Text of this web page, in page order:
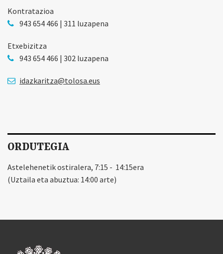
Kontratazioa
943 654 466 | 311 luzapena
Etxebizitza
943 654 466 | 302 luzapena
idazkaritza@tolosa.eus
ORDUTEGIA
Astelehenetik ostiralera, 7:15 - 14:15era
(Uztaila eta abuztua: 14:00 arte)